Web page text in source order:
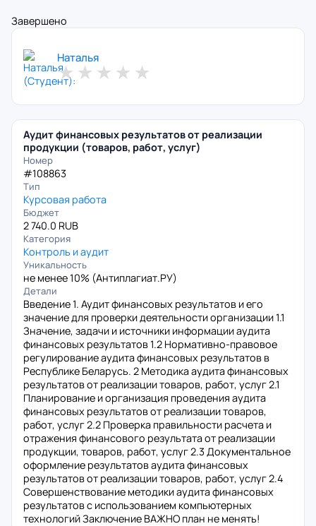
Завершено
Наталья
★ ★ ★ ★ ★
Аудит финансовых результатов от реализации
продукции (товаров, работ, услуг)
Номер
#108863
Тип
Курсовая работа
Бюджет
2 740.0 RUB
Категория
Контроль и аудит
Уникальность
не менее 10% (Антиплагиат.РУ)
Детали
Введение 1. Аудит финансовых результатов и его
значение для проверки деятельности организации 1.1
Значение, задачи и источники информации аудита
финансовых результатов 1.2 Нормативно-правовое
регулирование аудита финансовых результатов в
Республике Беларусь. 2 Методика аудита финансовых
результатов от реализации товаров, работ, услуг 2.1
Планирование и организация проведения аудита
финансовых результатов от реализации товаров,
работ, услуг 2.2 Проверка правильности расчета и
отражения финансового результата от реализации
продукции, товаров, работ, услуг 2.3 Документальное
оформление результатов аудита финансовых
результатов от реализации товаров, работ, услуг 2.4
Совершенствование методики аудита финансовых
результатов с использованием компьютерных
технологий Заключение ВАЖНО план не менять!